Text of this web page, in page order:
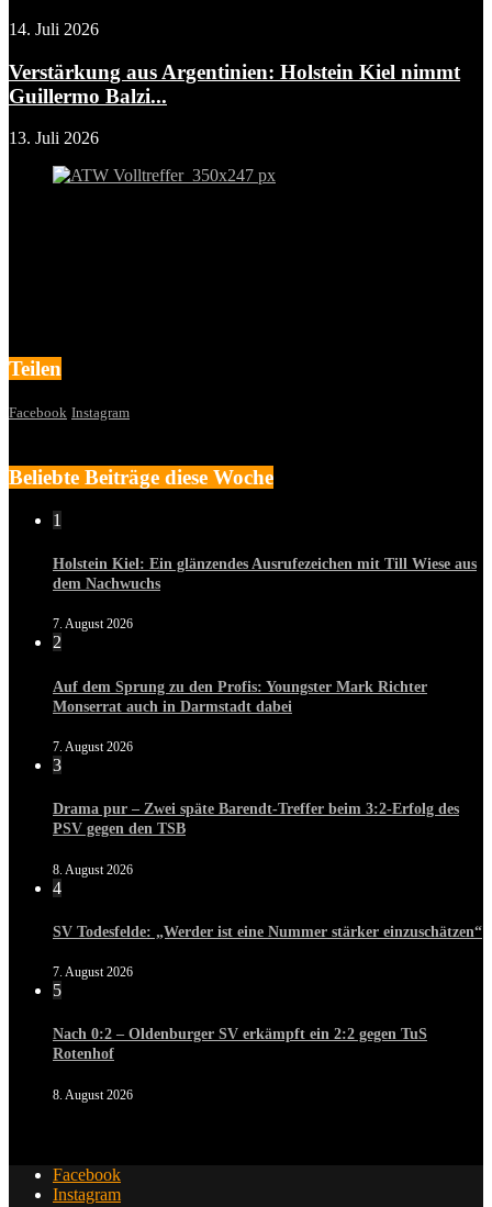
14. Juli 2026
Verstärkung aus Argentinien: Holstein Kiel nimmt
Guillermo Balzi...
13. Juli 2026
Teilen
Facebook Instagram
Beliebte Beiträge diese Woche
1
Holstein Kiel: Ein glänzendes Ausrufezeichen mit Till Wiese aus
dem Nachwuchs
7. August 2026
2
Auf dem Sprung zu den Profis: Youngster Mark Richter
Monserrat auch in Darmstadt dabei
7. August 2026
3
Drama pur – Zwei späte Barendt-Treffer beim 3:2-Erfolg des
PSV gegen den TSB
8. August 2026
4
SV Todesfelde: „Werder ist eine Nummer stärker einzuschätzen“
7. August 2026
5
Nach 0:2 – Oldenburger SV erkämpft ein 2:2 gegen TuS
Rotenhof
8. August 2026
Facebook
Instagram